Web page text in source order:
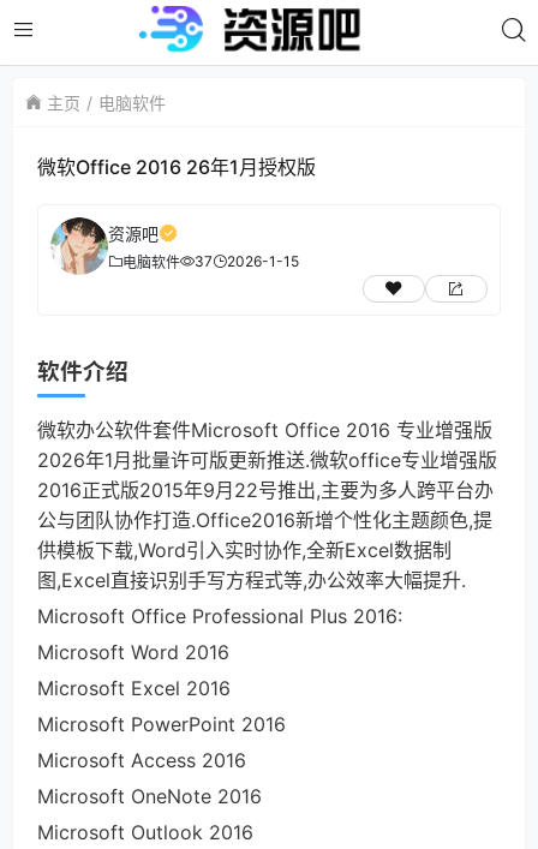
主页 电脑软件
微软Office 2016 26年1月授权版
资源吧
电脑软件 37 2026-1-15
软件介绍
微软办公软件套件Microsoft Office 2016 专业增强版
2026年1月批量许可版更新推送.微软office专业增强版
2016正式版2015年9月22号推出,主要为多人跨平台办
公与团队协作打造.Office2016新增个性化主题颜色,提
供模板下载,Word引入实时协作,全新Excel数据制
图,Excel直接识别手写方程式等,办公效率大幅提升.
Microsoft Office Professional Plus 2016:
Microsoft Word 2016
Microsoft Excel 2016
Microsoft PowerPoint 2016
Microsoft Access 2016
Microsoft OneNote 2016
Microsoft Outlook 2016